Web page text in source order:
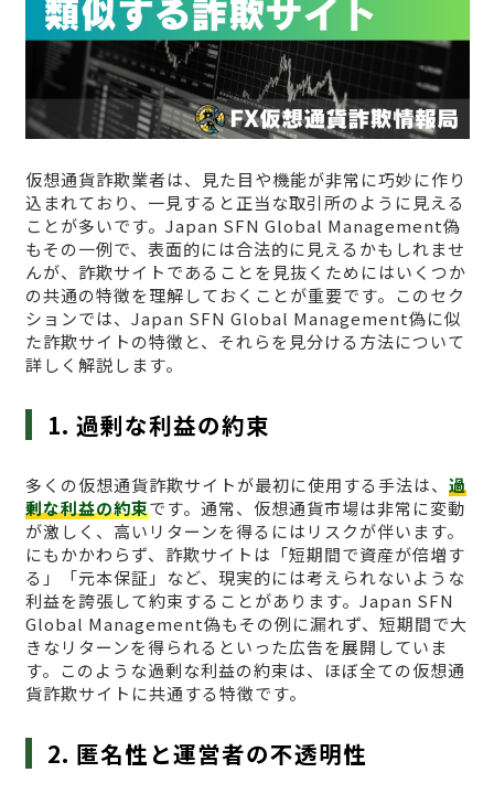
仮想通貨詐欺業者は、見た目や機能が非常に巧妙に作り
込まれており、一見すると正当な取引所のように見える
ことが多いです。Japan SFN Global Management偽
もその一例で、表面的には合法的に見えるかもしれませ
んが、詐欺サイトであることを見抜くためにはいくつか
の共通の特徴を理解しておくことが重要です。このセク
ションでは、Japan SFN Global Management偽に似
た詐欺サイトの特徴と、それらを見分ける方法について
詳しく解説します。
1. 過剰な利益の約束
多くの仮想通貨詐欺サイトが最初に使用する手法は、 過
剰な利益の約束です。通常、仮想通貨市場は非常に変動
が激しく、高いリターンを得るにはリスクが伴います。
にもかかわらず、詐欺サイトは「短期間で資産が倍増す
る」「元本保証」など、現実的には考えられないような
利益を誇張して約束することがあります。Japan SFN
Global Management偽もその例に漏れず、短期間で大
きなリターンを得られるといった広告を展開していま
す。このような過剰な利益の約束は、ほぼ全ての仮想通
貨詐欺サイトに共通する特徴です。
2. 匿名性と運営者の不透明性